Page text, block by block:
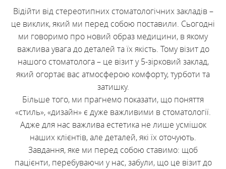
Відійти від стереотипних стоматологічних закладів –
це виклик, який ми перед собою поставили. Сьогодні
ми говоримо про новий образ медицини, в якому
важлива увага до деталей та їх якість. Тому візит до
нашого стоматолога – це візит у 5-зірковий заклад,
який огортає вас атмосферою комфорту, турботи та
затишку.
Більше того, ми прагнемо показати, що поняття
«стиль», «дизайн» є дуже важливими в стоматології.
Адже для нас важлива естетика не лише усмішок
наших клієнтів, але деталей, які їх оточують.
Завдання, яке ми перед собою ставимо: щоб
пацієнти, перебуваючи у нас, забули, що це візит до